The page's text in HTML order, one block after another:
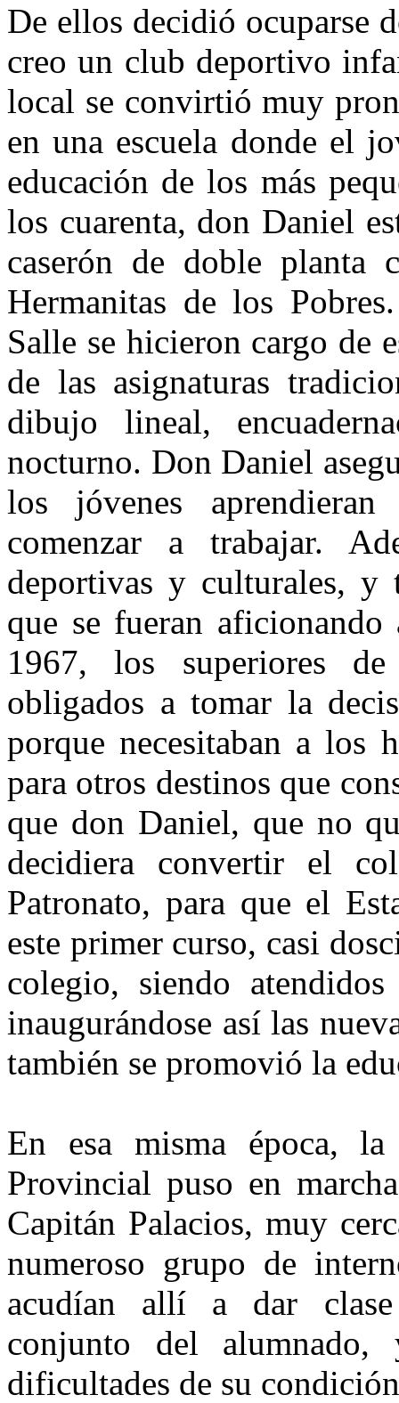
De ellos decidió ocuparse
creo un club deportivo
local se convirtió muy
en una escuela donde el
educación de los más
los cuarenta, don Daniel
caserón de doble planta
Hermanitas de los
Salle se hicieron cargo de
de las asignaturas
dibujo lineal,
nocturno. Don Daniel
los jóvenes
comenzar a trabajar.
deportivas y culturales, y
que se fueran
1967, los superiores
obligados a tomar la
porque necesitaban a los
para otros destinos que
que don Daniel, que no
decidiera convertir el
Patronato, para que el
este primer curso, casi
colegio, siendo
inaugurándose así las
también se promovió la
En esa misma época, la
Provincial puso en
Capitán Palacios, muy
numeroso grupo de
acudían allí a dar
conjunto del alumnado,
dificultades de su